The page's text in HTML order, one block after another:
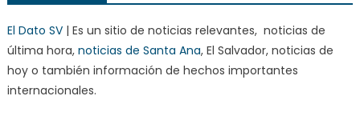
El Dato SV| Es un sitio de noticias relevantes, noticias de
última hora, noticias de Santa Ana, El Salvador, noticias de
hoy o también información de hechos importantes
internacionales.